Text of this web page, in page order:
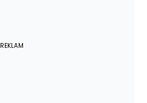
REKLAM